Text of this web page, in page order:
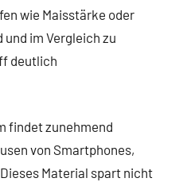
wie Maisstärke oder
im Vergleich zu
deutlich
findet zunehmend
von Smartphones,
Material spart nicht